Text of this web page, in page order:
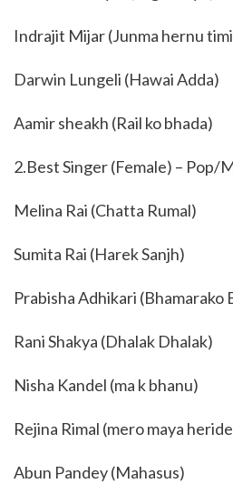
Indrajit Mijar (Junma hernu
Darwin Lungeli (Hawai Adda)
Aamir sheakh (Rail ko bhada)
2.Best Singer (Female) – Pop/
Melina Rai (Chatta Rumal)
Sumita Rai (Harek Sanjh)
Prabisha Adhikari (Bhamarako
Rani Shakya (Dhalak Dhalak)
Nisha Kandel (ma k bhanu)
Rejina Rimal (mero maya
Abun Pandey (Mahasus)